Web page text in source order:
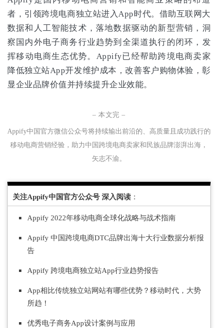
者，引领跨境电商独立站进入App时代。借助互联网大
数据和人工智能技术，落地数据驱动的新型营销，洞
察国内外电子商务行业趋势到全渠道执行的闭环，发
挥移动电商生态优势。Appify已经帮助跨境电商卖家
降低独立站App开发维护成本，改善客户购物体验，彰
显企业品牌价值并持续提升企业效能。
– 本文完 –
Appify中国官方微信公众号将持续输出前沿的、 高 质量 且 成功践行的
移动电商营销经验 ， 助力中 国跨境电商卖家和民族品牌澎湃出海，
矢志不渝。
关注Appify中国官方公众号 深入阅读 ：
Appify 2022年移动电商全球化战略与战术指南
Appify 中国跨境电商DTC品牌出海十大行业数据分析报
告
Appify 跨境电商独立站App行业趋势报告
App相比传统独立站网站有哪些优势？ 移动时代，大势
所趋！
优秀电子商务App设计案例与应用